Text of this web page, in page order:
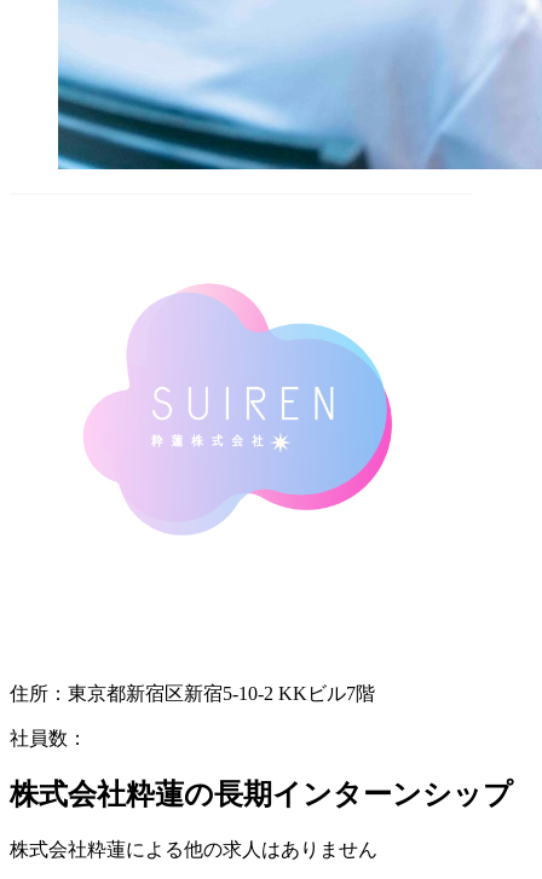
住所： 東京都新宿区新宿5-10-2 KKビル7階
社員数：
株式会社粋蓮の長期インターンシップ
株式会社粋蓮による他の求人はありません